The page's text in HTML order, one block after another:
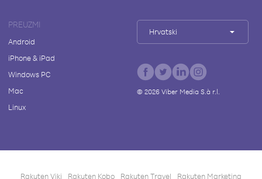
PREUZMI
Android
iPhone & iPad
Windows PC
Mac
Linux
Hrvatski
© 2026Viber Media S.à r.l.
Rakuten Viki Rakuten Kobo Rakuten Travel Rakuten Marketing